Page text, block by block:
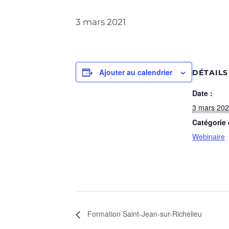
3 mars 2021
Ajouter au calendrier DÉTAILS
Date :
3 mars
Catégorie
Webinaire
Formation Saint-Jean-sur-Richelieu